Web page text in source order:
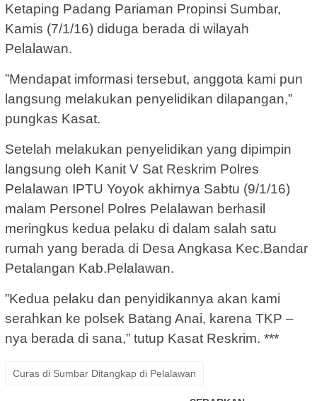
Ketaping Padang Pariaman Propinsi Sumbar,
Kamis (7/1/16) diduga berada di wilayah
Pelalawan.
”Mendapat imformasi tersebut, anggota kami pun
langsung melakukan penyelidikan dilapangan,”
pungkas Kasat.
Setelah melakukan penyelidikan yang dipimpin
langsung oleh Kanit V Sat Reskrim Polres
Pelalawan IPTU Yoyok akhirnya Sabtu (9/1/16)
malam Personel Polres Pelalawan berhasil
meringkus kedua pelaku di dalam salah satu
rumah yang berada di Desa Angkasa Kec.Bandar
Petalangan Kab.Pelalawan.
”Kedua pelaku dan penyidikannya akan kami
serahkan ke polsek Batang Anai, karena TKP –
nya berada di sana,” tutup Kasat Reskrim. ***
Curas di Sumbar Ditangkap di Pelalawan